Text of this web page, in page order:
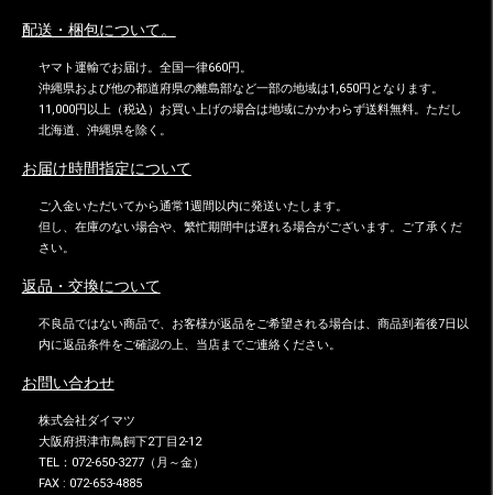
配送・梱包について。
ヤマト運輸でお届け。全国一律660円。
沖縄県および他の都道府県の離島部など一部の地域は1,650円となります。
11,000円以上（税込）お買い上げの場合は地域にかかわらず送料無料。ただし
北海道、沖縄県を除く。
お届け時間指定について
ご入金いただいてから通常1週間以内に発送いたします。
但し、在庫のない場合や、繁忙期間中は遅れる場合がございます。ご了承くだ
さい。
返品・交換について
不良品ではない商品で、お客様が返品をご希望される場合は、商品到着後7日以
内に返品条件をご確認の上、当店までご連絡ください。
お問い合わせ
株式会社ダイマツ
大阪府摂津市鳥飼下2丁目2-12
TEL：072-650-3277（月～金）
FAX : 072-653-4885